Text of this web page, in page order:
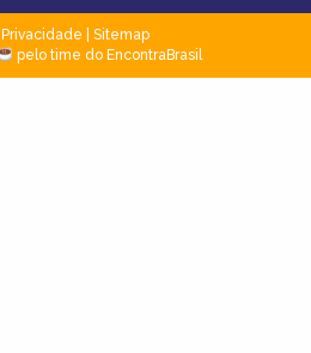
Privacidade
Sitemap
pelo time do EncontraBrasil